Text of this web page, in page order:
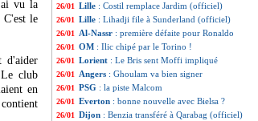
vu la
C'est le
d'aider
club
en
26/01 Lille : Costil remplace Jardim (officiel)
26/01 Lille : Lihadji file à Sunderland (officiel)
26/01 Al-Nassr : première défaite pour Ronaldo
26/01 OM : Ilic chipé par le Torino !
26/01 Lorient : Le Bris sent Moffi impliqué
26/01 Angers : Ghoulam va bien signer
26/01 PSG : la piste Malcom
26/01 Everton : bonne nouvelle avec Bielsa ?
26/01 Dijon : Benzia transféré à Qarabag (officiel)